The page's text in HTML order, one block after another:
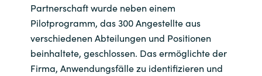
Partnerschaft wurde neben einem
Pilotprogramm, das 300 Angestellte aus
verschiedenen Abteilungen und Positionen
beinhaltete, geschlossen. Das ermöglichte der
Firma, Anwendungsfälle zu identifizieren und